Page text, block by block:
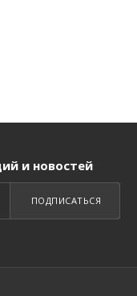
и новостей
ПОДПИСАТЬСЯ